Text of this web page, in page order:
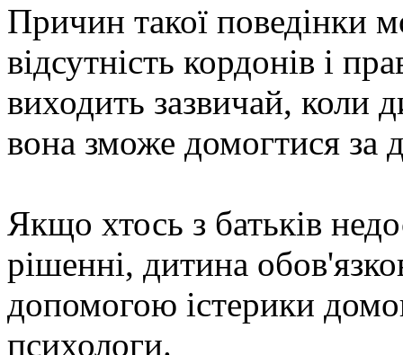
Причин такої поведінки
відсутність кордонів і
виходить зазвичай, коли
вона зможе домогтися за
Якщо хтось з батьків
рішенні, дитина
допомогою істерики
психологи.